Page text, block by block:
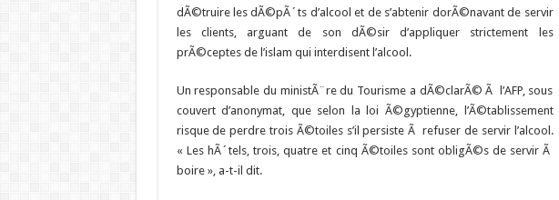
dÃ©truire les dÃ©pÃ´ts d’alcool et de s’abtenir dorÃ©navant de servir
les clients, arguant de son dÃ©sir d’appliquer strictement les
prÃ©ceptes de l’islam qui interdisent l’alcool.
Un responsable du ministÃ¨re du Tourisme a dÃ©clarÃ© Ã l’AFP, sous
couvert d’anonymat, que selon la loi Ã©gyptienne, l’Ã©tablissement
risque de perdre trois Ã©toiles s’il persiste Ã refuser de servir l’alcool.
« Les hÃ´tels, trois, quatre et cinq Ã©toiles sont obligÃ©s de servir Ã
boire », a-t-il dit.